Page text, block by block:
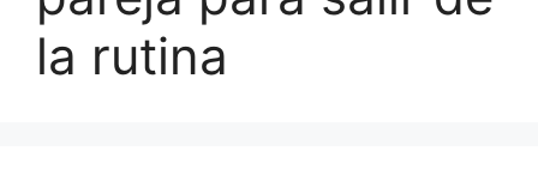
la rutina